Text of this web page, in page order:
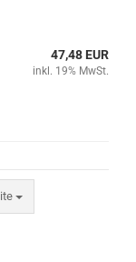
47,48 EUR
inkl. 19% MwSt.